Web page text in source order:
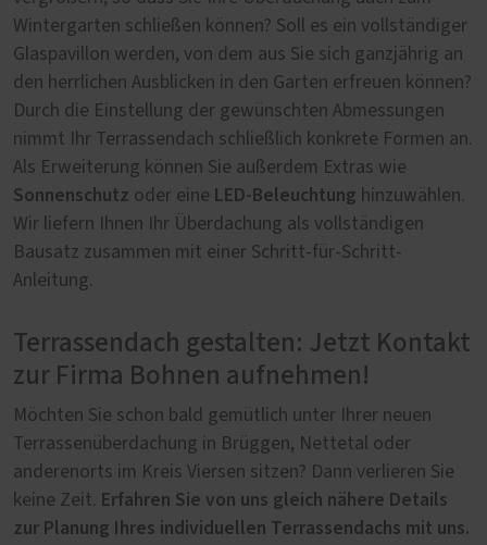
Wintergarten schließen können? Soll es ein vollständiger
Glaspavillon werden, von dem aus Sie sich ganzjährig an
den herrlichen Ausblicken in den Garten erfreuen können?
Durch die Einstellung der gewünschten Abmessungen
nimmt Ihr Terrassendach schließlich konkrete Formen an.
Als Erweiterung können Sie außerdem Extras wie
Sonnenschutz oder eine LED-Beleuchtung hinzuwählen.
Wir liefern Ihnen Ihr Überdachung als vollständigen
Bausatz zusammen mit einer Schritt-für-Schritt-
Anleitung.
Terrassendach gestalten: Jetzt Kontakt
zur Firma Bohnen aufnehmen!
Möchten Sie schon bald gemütlich unter Ihrer neuen
Terrassenüberdachung in Brüggen, Nettetal oder
anderenorts im Kreis Viersen sitzen? Dann verlieren Sie
keine Zeit. Erfahren Sie von uns gleich nähere Details
zur Planung Ihres individuellen Terrassendachs mit uns.